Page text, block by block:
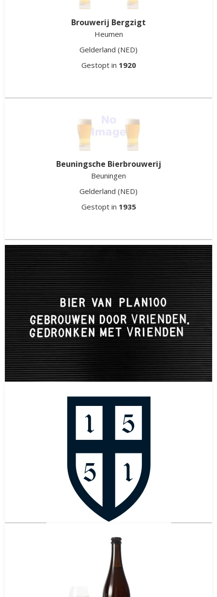
Gestopt in
2016
Brouwerij Bergzigt
Heumen
Gelderland (NED)
Gestopt in 1920
Beuningsche Bierbrouwerij
Beuningen
Gelderland (NED)
Gestopt in 1935
Brouwerij Bier van Plan100
Harderwijk
Gelderland (NED)
Gestopt in2021
Bierbrouwerij 1551
Scherpenzeel
Gelderland
(NED)
Gestopt in
2023